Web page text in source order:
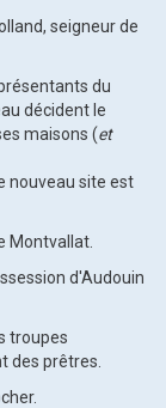
seigneur de
du
décident le
maisons (et
nouveau site est
Montvallat.
d'Audouin
troupes
des prêtres.